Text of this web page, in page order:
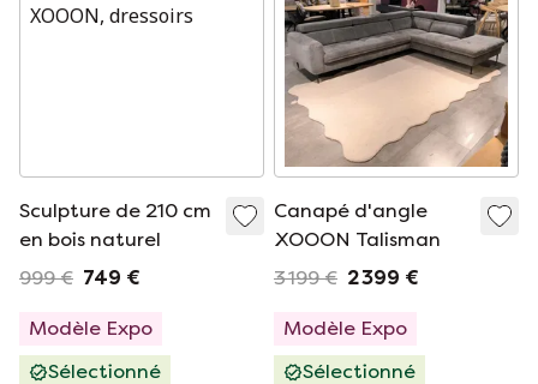
Sculpture de 210 cm
en bois naturel
999 € 749 €
Modèle Expo
Sélectionné
Canapé d'angle
XOOON Talisman
3 199 € 2 399 €
Modèle Expo
Sélectionné